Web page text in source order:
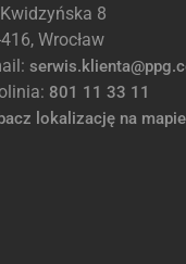
8
Wrocław
801 11 33 11
lokalizację na mapie